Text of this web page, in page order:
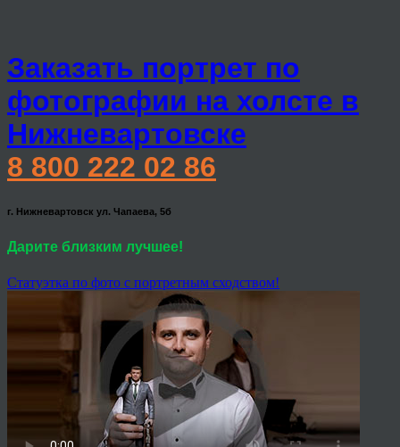
Заказать портрет по
фотографии на холсте в
Нижневартовске
8 800 222 02 86
г. Нижневартовск ул. Чапаева, 5б
Дарите близким лучшее!
Статуэтка по фото с портретным сходством!